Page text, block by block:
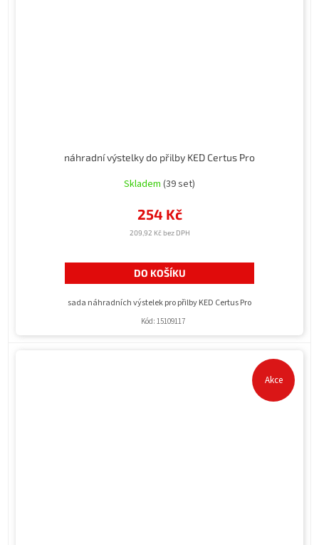
náhradní výstelky do přilby KED Certus Pro
Skladem (39 set)
209,92 Kč bez DPH
254 Kč
DO KOŠÍKU
sada náhradních výstelek pro přilby KED Certus Pro
Kód: 15109117
Akce